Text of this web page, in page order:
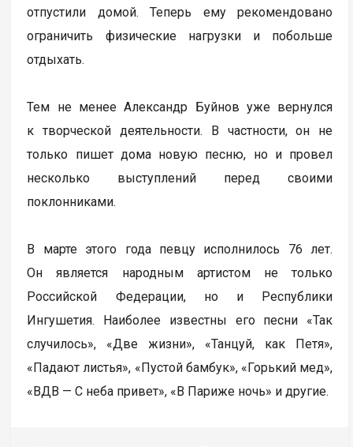
отпустили домой. Теперь ему рекомендовано
ограничить физические нагрузки и побольше
отдыхать.
Тем не менее Александр Буйнов уже вернулся
к творческой деятельности. В частности, он не
только пишет дома новую песню, но и провел
несколько выступлений перед своими
поклонниками.
В марте этого года певцу исполнилось 76 лет.
Он является народным артистом не только
Российской Федерации, но и Республики
Ингушетия. Наиболее известны его песни «Так
случилось», «Две жизни», «Танцуй, как Петя»,
«Падают листья», «Пустой бамбук», «Горький мед»,
«ВДВ — С неба привет», «В Париже ночь» и другие.